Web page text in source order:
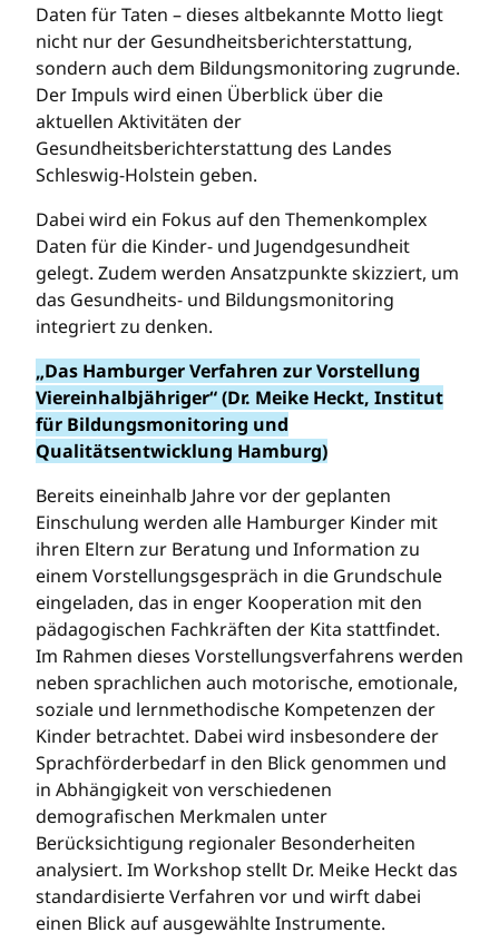
Daten für Taten – dieses altbekannte Motto liegt
nicht nur der Gesundheitsberichterstattung,
sondern auch dem Bildungsmonitoring zugrunde.
Der Impuls wird einen Überblick über die
aktuellen Aktivitäten der
Gesundheitsberichterstattung des Landes
Schleswig-Holstein geben.
Dabei wird ein Fokus auf den Themenkomplex
Daten für die Kinder- und Jugendgesundheit
gelegt. Zudem werden Ansatzpunkte skizziert, um
das Gesundheits- und Bildungsmonitoring
integriert zu denken.
„Das Hamburger Verfahren zur Vorstellung
Viereinhalbjähriger“ (Dr. Meike Heckt, Institut
für Bildungsmonitoring und
Qualitätsentwicklung Hamburg)
Bereits eineinhalb Jahre vor der geplanten
Einschulung werden alle Hamburger Kinder mit
ihren Eltern zur Beratung und Information zu
einem Vorstellungsgespräch in die Grundschule
eingeladen, das in enger Kooperation mit den
pädagogischen Fachkräften der Kita stattfindet.
Im Rahmen dieses Vorstellungsverfahrens werden
neben sprachlichen auch motorische, emotionale,
soziale und lernmethodische Kompetenzen der
Kinder betrachtet. Dabei wird insbesondere der
Sprachförderbedarf in den Blick genommen und
in Abhängigkeit von verschiedenen
demografischen Merkmalen unter
Berücksichtigung regionaler Besonderheiten
analysiert. Im Workshop stellt Dr. Meike Heckt das
standardisierte Verfahren vor und wirft dabei
einen Blick auf ausgewählte Instrumente.